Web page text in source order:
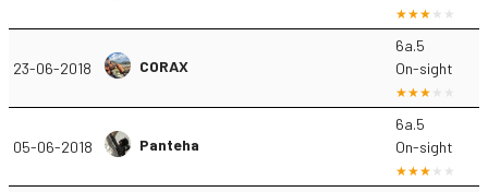
23-06-2018 CORAX
6a.5
On-sight
05-06-2018 Panteha
6a.5
On-sight